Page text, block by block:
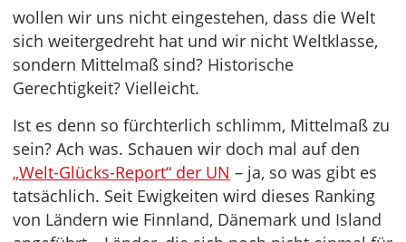
wollen wir uns nicht eingestehen, dass die Welt
sich weitergedreht hat und wir nicht Weltklasse,
sondern Mittelmaß sind? Historische
Gerechtigkeit? Vielleicht.
Ist es denn so fürchterlich schlimm, Mittelmaß zu
sein? Ach was. Schauen wir doch mal auf den
„Welt-Glücks-Report“ der UN – ja, so was gibt es
tatsächlich. Seit Ewigkeiten wird dieses Ranking
von Ländern wie Finnland, Dänemark und Island